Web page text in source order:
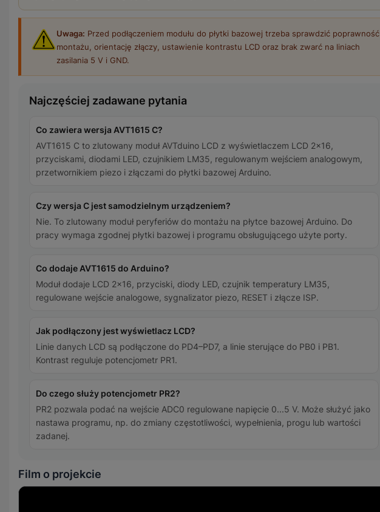
Uwaga: Przed podłączeniem modułu do płytki bazowej trzeba sprawdzić poprawność
montażu, orientację złączy, ustawienie kontrastu LCD oraz brak zwarć na liniach
zasilania 5 V i GND.
Najczęściej zadawane pytania
Co zawiera wersja AVT1615 C?
AVT1615 C to zlutowany moduł AVTduino LCD z wyświetlaczem LCD 2×16,
przyciskami, diodami LED, czujnikiem LM35, regulowanym wejściem analogowym,
przetwornikiem piezo i złączami do płytki bazowej Arduino.
Czy wersja C jest samodzielnym urządzeniem?
Nie. To zlutowany moduł peryferiów do montażu na płytce bazowej Arduino. Do
pracy wymaga zgodnej płytki bazowej i programu obsługującego użyte porty.
Co dodaje AVT1615 do Arduino?
Moduł dodaje LCD 2×16, przyciski, diody LED, czujnik temperatury LM35,
regulowane wejście analogowe, sygnalizator piezo, RESET i złącze ISP.
Jak podłączony jest wyświetlacz LCD?
Linie danych LCD są podłączone do PD4–PD7, a linie sterujące do PB0 i PB1.
Kontrast reguluje potencjometr PR1.
Do czego służy potencjometr PR2?
PR2 pozwala podać na wejście ADC0 regulowane napięcie 0...5 V. Może służyć jako
nastawa programu, np. do zmiany częstotliwości, wypełnienia, progu lub wartości
zadanej.
Film o projekcie